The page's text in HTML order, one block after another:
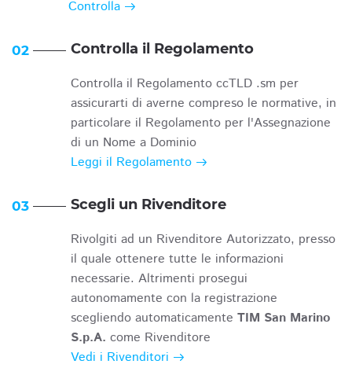
Controlla
02 Controlla il Regolamento
Controlla il Regolamento ccTLD .sm per
assicurarti di averne compreso le normative, in
particolare il Regolamento per l'Assegnazione
di un Nome a Dominio
Leggi il Regolamento
03 Scegli un Rivenditore
Rivolgiti ad un Rivenditore Autorizzato, presso
il quale ottenere tutte le informazioni
necessarie. Altrimenti prosegui
autonomamente con la registrazione
scegliendo automaticamente TIM San Marino
S.p.A. come Rivenditore
Vedi i Rivenditori